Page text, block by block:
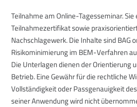
Teilnahme am Online-Tagesseminar. Sie
Teilnahmezertifikat sowie
Nachschlagewerk. Die Inhalte sind BAG
Risikominimierung im BEM-Verfahren
Die Unterlagen dienen der Orientierung
Betrieb. Eine Gewähr für die rechtliche
Vollständigkeit oder Passgenauigkeit
seiner Anwendung wird nicht